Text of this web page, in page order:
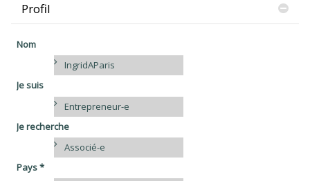
Profil
Nom
IngridAParis
Je suis
Entrepreneur-e
Je recherche
Associé-e
Pays *